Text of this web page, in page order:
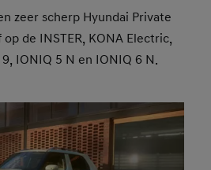
zeer scherp Hyundai Private
de INSTER, KONA Electric,
IONIQ 5 N en IONIQ 6 N.